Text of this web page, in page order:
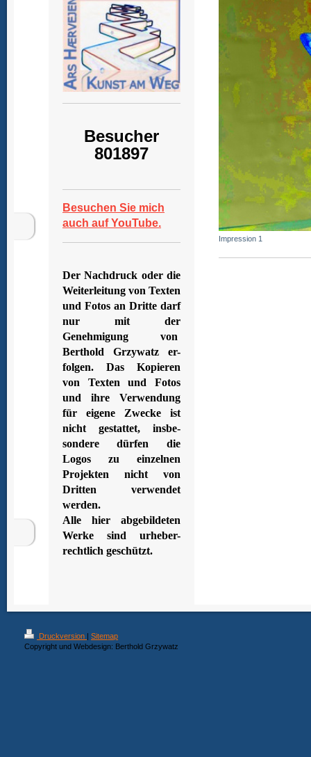
Besucher
801897
Besuchen Sie mich
auch auf YouTube.
Der Nachdruck oder die
Weiterleitung von Texten
und Fotos an Dritte darf
nur mit der
Genehmigung von
Berthold Grzywatz er-
folgen. Das Kopieren
von Texten und Fotos
und ihre Verwendung
für eigene Zwecke ist
nicht gestattet, insbe-
sondere dürfen die
Logos zu einzelnen
Projekten nicht von
Dritten verwendet
werden.
Alle hier abgebildeten
Werke sind urheber-
rechtlich geschützt.
Impression 1
Druckversion | Sitemap
Copyright und Webdesign: Berthold Grzywatz